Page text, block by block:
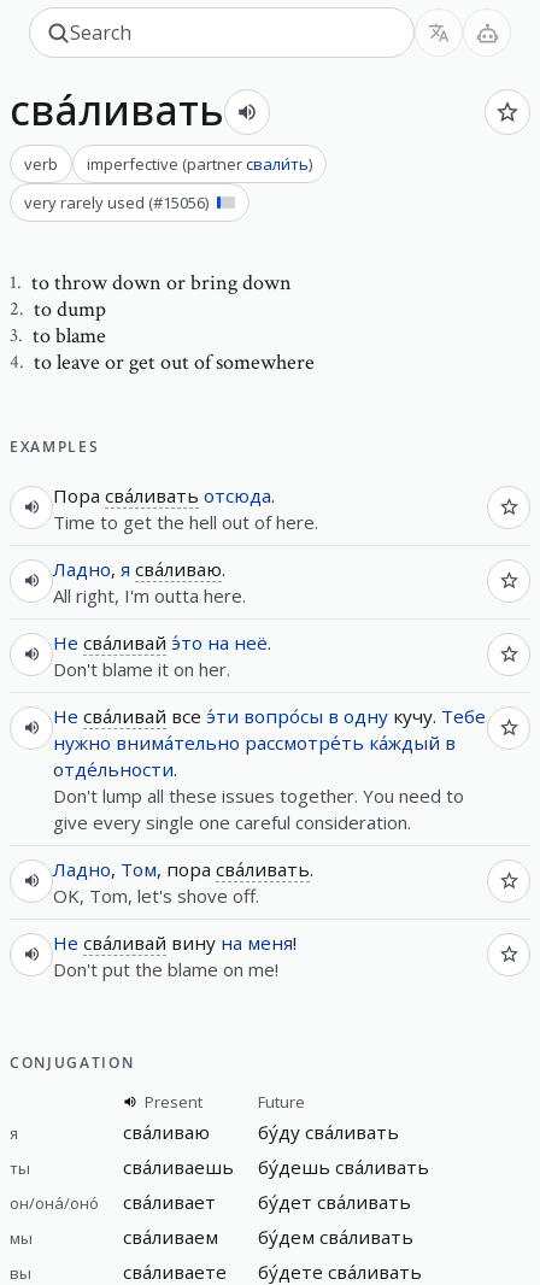
сва́ливать
verb imperfective (partnerсвали́ть)
very rarely used (#15056)
1. to throw down or bring down
2. to dump
3. to blame
4. to leave or get out of somewhere
EXAMPLES
Пора сва́ливать отсюда.
Time to get the hell out of here.
Ладно, я сва́ливаю.
All right, I'm outta here.
Не сва́ливай э́то на неё.
Don't blame it on her.
Не сва́ливай все э́ти вопро́сы в одну кучу. Тебе
нужно внима́тельно рассмотре́ть ка́ждый в
отде́льности.
Don't lump all these issues together. You need to
give every single one careful consideration.
Ладно, Том, пора сва́ливать.
OK, Tom, let's shove off.
Не сва́ливай вину на меня!
Don't put the blame on me!
CONJUGATION
Present
Future
я
сва́ливаю бу́ду сва́ливать
ты сва́ливаешь бу́дешь сва́ливать
он/она́/оно́ сва́ливает бу́дет сва́ливать
мы сва́ливаем бу́дем сва́ливать
вы сва́ливаете бу́дете сва́ливать